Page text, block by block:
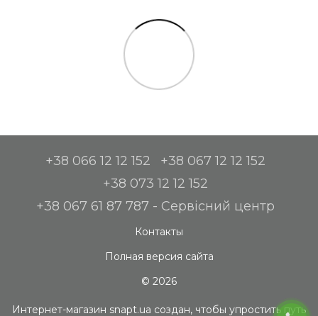
+38 066 12 12 152
+38 067 12 12 152
+38 073 12 12 152
+38 067 61 87 787 - Сервісний центр
Контакты
Полная версия сайта
© 2026
Интернет-магазин snapt.ua создан, чтобы упростить путь